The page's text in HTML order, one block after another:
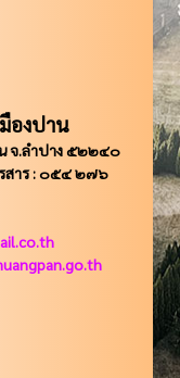
องปาน
จ.ลำปาง ๕๒๒๔๐
าร : ๐๕๔ ๒๗๖